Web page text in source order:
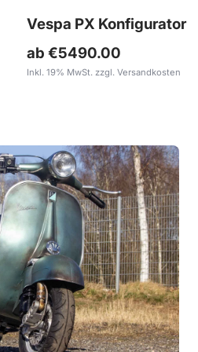
Vespa PX Konfigurator
ab €5490.00
Inkl. 19% MwSt. zzgl. Versandkosten